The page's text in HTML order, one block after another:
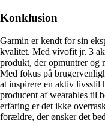
Konklusion
Garmin er kendt for sin
kvalitet. Med vívofit jr. 3
produkt, der opmuntrer og
Med fokus på
at inspirere en aktiv livsstil
producent af wearables til
erfaring er det ikke
forældre, der ønsker det